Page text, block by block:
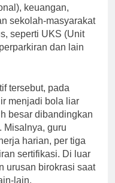
keuangan,
sekolah-masyarakat
seperti UKS (Unit
dan lain
tersebut, pada
menjadi bola liar
besar dibandingkan
Misalnya, guru
harian, per tiga
sertifikasi. Di luar
urusan birokrasi saat
lain.